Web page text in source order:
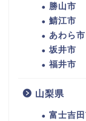
勝山市
鯖江市
あわら市
坂井市
福井市
山梨県
富士吉